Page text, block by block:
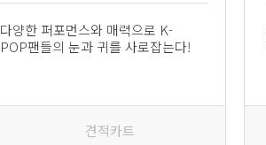
다양한 퍼포먼스와 매력으로 K-
POP팬들의 눈과 귀를 사로잡는다!
견적카트